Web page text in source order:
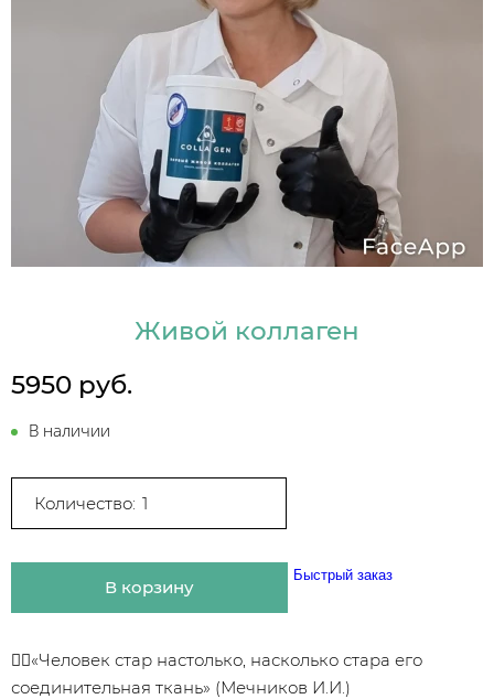
Живой коллаген
5950 руб.
В наличии
Количество:
В корзину
Быстрый заказ
👉🏻«Человек стар настолько, насколько стара его
соединительная ткань» (Мечников И.И.)